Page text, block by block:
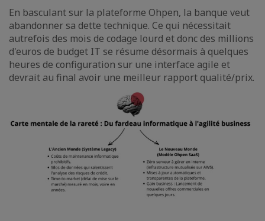
En basculant sur la plateforme Ohpen, la banque veut
abandonner sa dette technique. Ce qui nécessitait
autrefois des mois de codage lourd et donc des millions
d'euros de budget IT se résume désormais à quelques
heures de configuration sur une interface agile et
devrait au final avoir une meilleur rapport qualité/prix.